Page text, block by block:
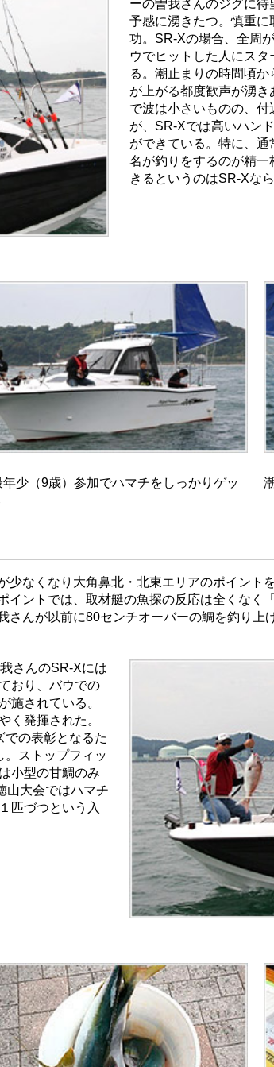
ーの曽我さんのジグに
予感に湧きたつ。慎重
功。SR-Xの場合、全周
ウでヒットした人にス
る。潮止まりの時間頃
が上がる都度歓声が湧
で波は小さいものの、
が、SR-Xでは高いハン
ができている。特に、
名が釣りをするのが精
きるというのはSR-Xな
年少（9歳）参加でハマチをしっかりゲッ
少なくなり大角鼻北・北東エリアのポイント
イントでは、取材艇の魚探の反応は全くなく
さんが以前に80センチオーバーの鯛を釣り上
さんのSR-Xには
おり、バウでの
施されている。
く発揮された。
での表彰となるた
ストップフィッ
小型の甘鯛のみ
山大会ではハマチ
匹づつという入